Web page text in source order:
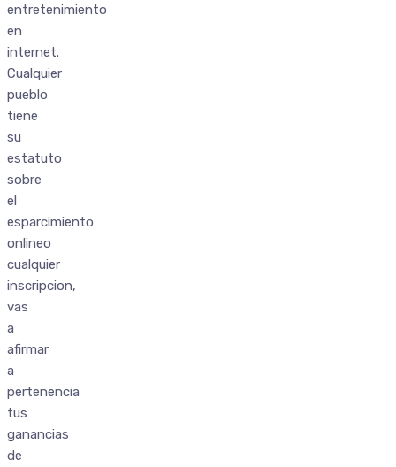
entretenimiento
en
internet.
Cualquier
pueblo
tiene
su
estatuto
sobre
el
esparcimiento
onlineo
cualquier
inscripcion,
vas
a
afirmar
a
pertenencia
tus
ganancias
de